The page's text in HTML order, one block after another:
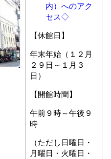
内）へのアク
セス◇
【休館日】
年末年始（１２月
２９日～１月３
日）
【開館時間】
午前９時～午後９
時
（ただし日曜日・
月曜日・火曜日・